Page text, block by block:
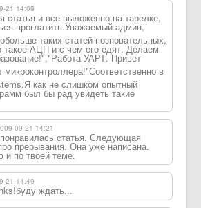
21 14:09
статья и все выложенно на тарелке,
проглатить.Уважаемый админ,
таких статей позновательных,
такое АЦП и с чем его едят. Делаем
","Работа УАРТ. Привет
микроконтроллера!"Соответственно в
как не слишком опытный
был бы рад увидеть такие
09-21 14:21
статья. Следующая
прерывания. Она уже написана.
и по твоей теме.
21 14:49
ждать...